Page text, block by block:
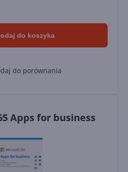
do koszyka
do porównania
Apps for business